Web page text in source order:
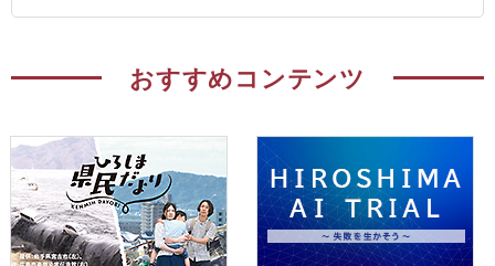
おすすめコンテンツ